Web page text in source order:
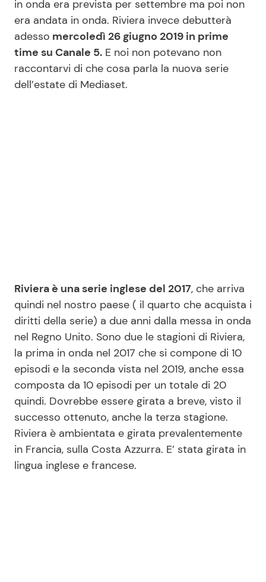
Salute
Viaggi e Turismo
Festività
Ricette Facili e Veloci
Ricette Feste
Ricette per Bambini
Contattaci
Pubblicità
Privacy Policy
in onda era prevista per settembre ma poi non
era andata in onda. Riviera invece debutterà
adesso mercoledì 26 giugno 2019 in prime
time su Canale 5. E noi non potevano non
raccontarvi di che cosa parla la nuova serie
dell’estate di Mediaset.
Riviera è una serie inglese del 2017, che arriva
quindi nel nostro paese ( il quarto che acquista i
diritti della serie) a due anni dalla messa in onda
nel Regno Unito. Sono due le stagioni di Riviera,
la prima in onda nel 2017 che si compone di 10
episodi e la seconda vista nel 2019, anche essa
composta da 10 episodi per un totale di 20
quindi. Dovrebbe essere girata a breve, visto il
successo ottenuto, anche la terza stagione.
Riviera è ambientata e girata prevalentemente
in Francia, sulla Costa Azzurra. E’ stata girata in
lingua inglese e francese.